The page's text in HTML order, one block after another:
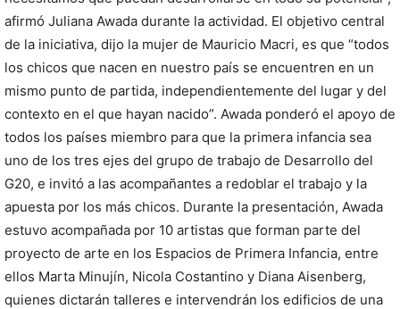
afirmó Juliana Awada durante la actividad. El objetivo central
de la iniciativa, dijo la mujer de Mauricio Macri, es que “todos
los chicos que nacen en nuestro país se encuentren en un
mismo punto de partida, independientemente del lugar y del
contexto en el que hayan nacido”. Awada ponderó el apoyo de
todos los países miembro para que la primera infancia sea
uno de los tres ejes del grupo de trabajo de Desarrollo del
G20, e invitó a las acompañantes a redoblar el trabajo y la
apuesta por los más chicos. Durante la presentación, Awada
estuvo acompañada por 10 artistas que forman parte del
proyecto de arte en los Espacios de Primera Infancia, entre
ellos Marta Minujín, Nicola Costantino y Diana Aisenberg,
quienes dictarán talleres e intervendrán los edificios de una